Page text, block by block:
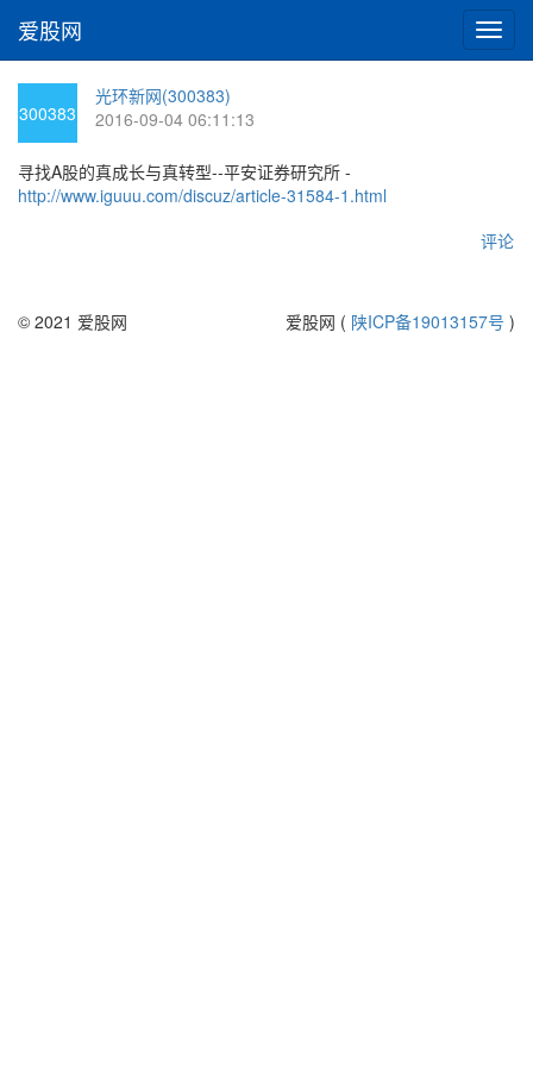
切
换
爱股网
300383
光环新网(300383)
2016-09-04 06:11:13
寻找A股的真成长与真转型--平安证券研究所 -
http://www.iguuu.com/discuz/article-31584-1.html
评论
© 2021 爱股网 爱股网 ( 陕ICP备19013157号 )